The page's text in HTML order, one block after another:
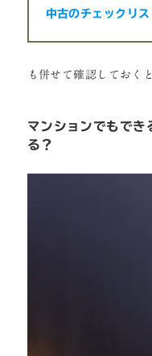
中古のチェックリ
も併せて確認しておく
マンションでもでき
る？